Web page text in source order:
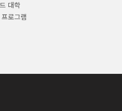
대학
로그램